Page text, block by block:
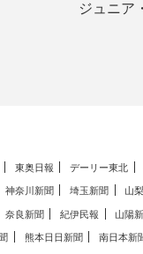
ジュニア
東奥日報 デーリー東北
神奈川新聞 埼玉新聞 山
奈良新聞 紀伊民報 山陽
熊本日日新聞 南日本新